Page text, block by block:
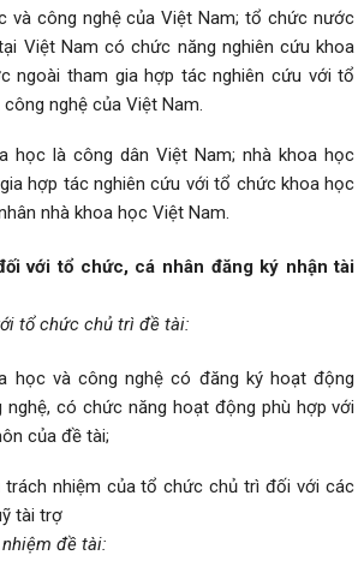
và công nghệ của Việt Nam; tổ chức nước
Việt Nam có chức năng nghiên cứu khoa
ngoài tham gia hợp tác nghiên cứu với tổ
nghệ của Việt Nam.
học là công dân Việt Nam; nhà khoa học
hợp tác nghiên cứu với tổ chức khoa học
nhà khoa học Việt Nam.
với tổ chức, cá nhân đăng ký nhận tài
tổ chức chủ trì đề tài:
học và công nghệ có đăng ký hoạt động
nghệ, có chức năng hoạt động phù hợp với
của đề tài;
trách nhiệm của tổ chức chủ trì đối với các
tài trợ
đề tài: